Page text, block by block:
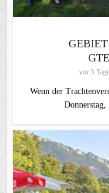
vor 5
Wenn der